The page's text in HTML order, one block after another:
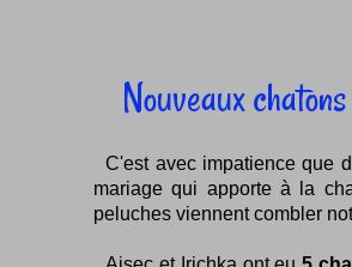
Nouveaux
C'est avec impatience que
mariage qui apporte à la
peluches viennent combler